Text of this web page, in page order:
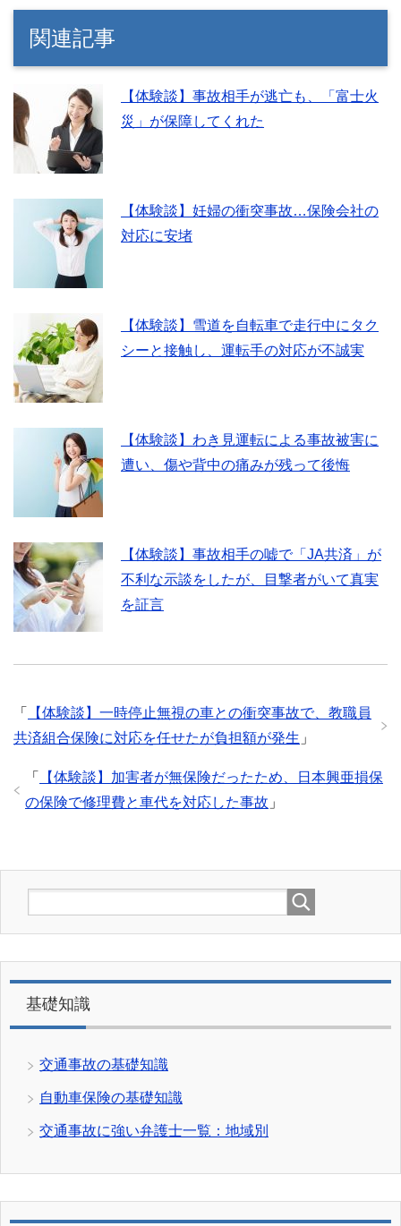
関連記事
【体験談】事故相手が逃亡も、「富士火
災」が保障してくれた
【体験談】妊婦の衝突事故…保険会社の
対応に安堵
【体験談】雪道を自転車で走行中にタク
シーと接触し、運転手の対応が不誠実
【体験談】わき見運転による事故被害に
遭い、傷や背中の痛みが残って後悔
【体験談】事故相手の嘘で「JA共済」が
不利な示談をしたが、目撃者がいて真実
を証言
「
【体験談】一時停止無視の車との衝突事故で、教職員
共済組合保険に対応を任せたが負担額が発生 」
「
【体験談】加害者が無保険だったため、日本興亜損保
の保険で修理費と車代を対応した事故 」
基礎知識
交通事故の基礎知識
自動車保険の基礎知識
交通事故に強い弁護士一覧：地域別